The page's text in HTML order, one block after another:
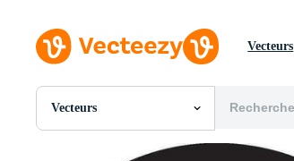
Vecteurs
Vecteurs
Toutes Images